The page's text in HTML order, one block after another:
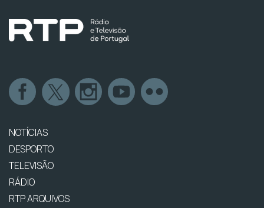
NOTÍCIAS
DESPORTO
TELEVISÃO
RÁDIO
RTP ARQUIVOS